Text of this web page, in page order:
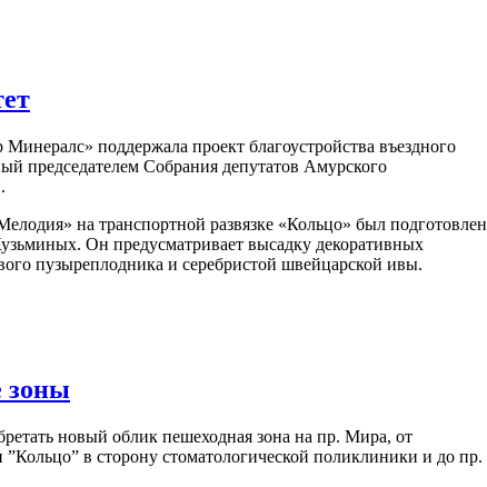
поддержала проект благоустройства въездного
председателем Собрания депутатов Амурского
на транспортной развязке «Кольцо» был подготовлен
Он предусматривает высадку декоративных
пузыреплодника и серебристой швейцарской ивы.
зоны
новый облик пешеходная зона на пр. Мира, от
”Кольцо” в сторону стоматологической поликлиники и до пр.